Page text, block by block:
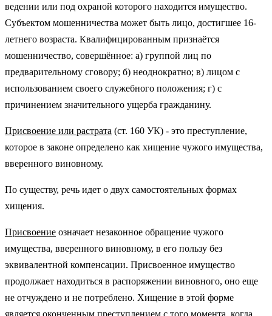
ведении или под охраной которого находится имущество.
Субъектом мошенничества может быть лицо, достигшее 16-
летнего возраста. Квалифицированным признаётся
мошенничество, совершённое: а) группой лиц по
предварительному сговору; б) неоднократно; в) лицом с
использованием своего служебного положения; г) с
причинением значительного ущерба гражданину.
Присвоение или растрата (ст. 160 УК) - это преступление,
которое в законе определено как хищение чужого имущества,
вверенного виновному.
По существу, речь идет о двух самостоятельных формах
хищения.
Присвоение означает незаконное обращение чужого
имущества, вверенного виновному, в его пользу без
эквивалентной компенсации. Присвоенное имущество
продолжает находиться в распоряжении виновного, оно еще
не отчуждено и не потреблено. Хищение в этой форме
является оконченным преступлением с того момента, когда